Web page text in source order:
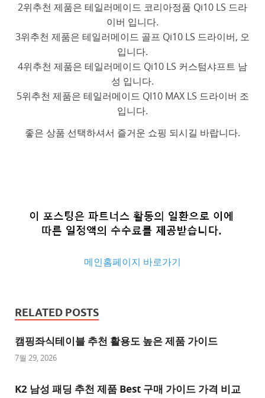
2위추천 제품은 테일러메이드 코리아정품 Qi10 LS 드라
이버 입니다.
3위추천 제품은 테일러메이드 골프 Qi10 LS 드라이버, 오
입니다.
4위추천 제품은 테일러메이드 Qi10 LS 커스텀샤프트 남
성 입니다.
5위추천 제품은 테일러메이드 QI10 MAX LS 드라이버 조
입니다.
좋은 상품 선택하셔서 즐거운 쇼핑 되시길 바랍니다.
메인홈페이지 바로가기
사
이
트
천
RELATED POSTS
캠핑좌식테이블 추천 활용도 높은 제품 가이드
7월 29, 2026
K2 남성 패딩 추천 제품 Best 구매 가이드 가격 비교